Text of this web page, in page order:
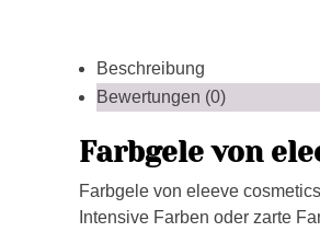
Beschreibung
Bewertungen (0)
Farbgele von
Farbgele von eleeve
Intensive Farben oder zarte